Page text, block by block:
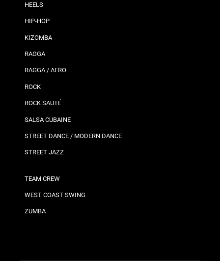
HEELS
HIP-HOP
KIZOMBA
RAGGA
RAGGA / AFRO
ROCK
ROCK SAUTÉ
SALSA CUBAINE
STREET DANCE / MODERN DANCE
STREET JAZZ
TEAM CREW
WEST COAST SWING
ZUMBA